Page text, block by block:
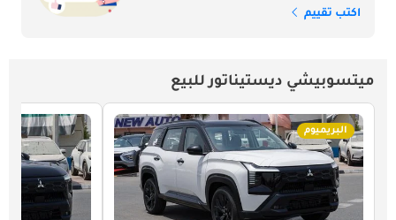
اكتب تقييم
ميتسوبيشي ديستيناتور للبيع
البريميوم